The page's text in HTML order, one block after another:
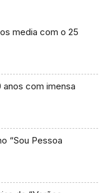
media com o 25
anos com imensa
“Sou Pessoa